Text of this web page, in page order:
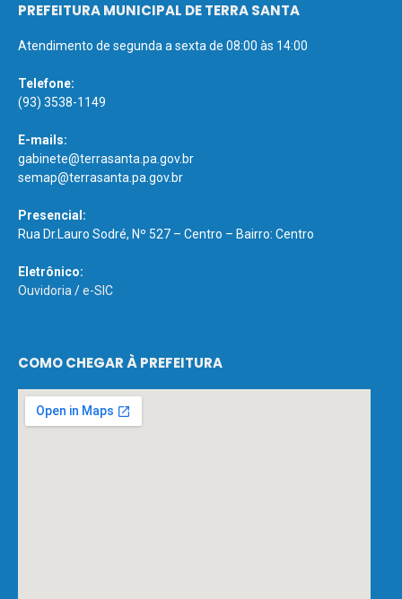
PREFEITURA MUNICIPAL DE TERRA SANTA
Atendimento de segunda a sexta de 08:00 às 14:00
Telefone:
(93) 3538-1149
E-mails:
gabinete@terrasanta.pa.gov.br
semap@terrasanta.pa.gov.br
Presencial:
Rua Dr.Lauro Sodré, Nº 527 – Centro – Bairro: Centro
Eletrônico:
Ouvidoria /e-SIC
COMO CHEGAR À PREFEITURA